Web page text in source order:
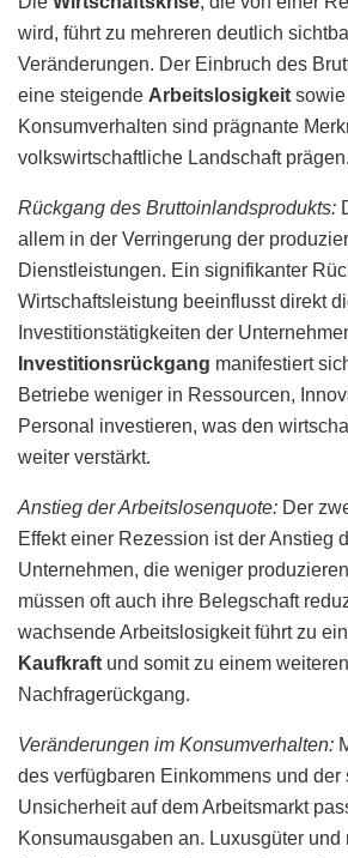
wird, führt zu mehreren deutlich
Veränderungen. Der Einbruch des
eine steigende Arbeitslosigkeit
Konsumverhalten sind prägnante
volkswirtschaftliche Landschaft prägen.
Rückgang des Bruttoinlandsprodukts:
allem in der Verringerung der
Dienstleistungen. Ein signifikanter
Wirtschaftsleistung beeinflusst direkt
Investitionstätigkeiten der
Investitionsrückgang manifestiert
Betriebe weniger in Ressourcen,
Personal investieren, was den
weiter verstärkt.
Anstieg der Arbeitslosenquote: Der
Effekt einer Rezession ist der Anstieg
Unternehmen, die weniger
müssen oft auch ihre Belegschaft
wachsende Arbeitslosigkeit führt zu
Kaufkraft und somit zu einem weiteren
Nachfragerückgang.
Veränderungen im Konsumverhalten:
des verfügbaren Einkommens und der
Unsicherheit auf dem Arbeitsmarkt
Konsumausgaben an. Luxusgüter